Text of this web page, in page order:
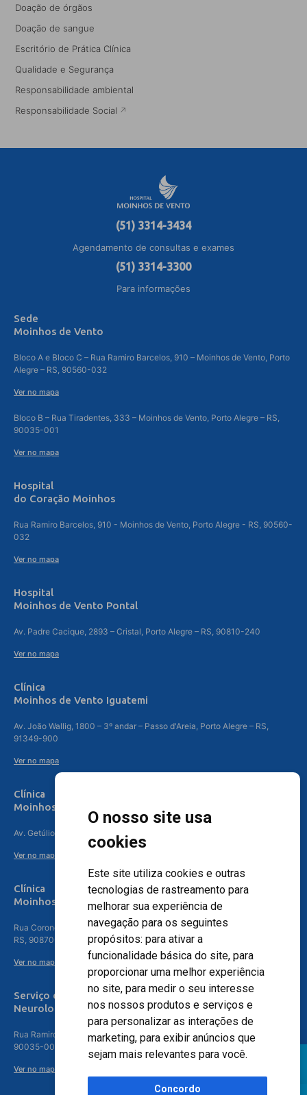
O nosso site usa
cookies
Este site utiliza cookies e outras
tecnologias de rastreamento para
melhorar sua experiência de
navegação para os seguintes
propósitos: para ativar a
funcionalidade básica do site, para
proporcionar uma melhor experiência
no site, para medir o seu interesse
nos nossos produtos e serviços e
para personalizar as interações de
marketing, para exibir anúncios que
sejam mais relevantes para você.
Concordo
Doação de órgãos
Doação de sangue
Escritório de Prática Clínica
Qualidade e Segurança
Responsabilidade ambiental
Responsabilidade Social
(51) 3314-3434
Agendamento de consultas e exames
(51) 3314-3300
Para informações
Sede
Moinhos de Vento
Bloco A e Bloco C – Rua Ramiro Barcelos, 910 – Moinhos de Vento, Porto
Alegre – RS, 90560-032
Ver no mapa
Bloco B – Rua Tiradentes, 333 – Moinhos de Vento, Porto Alegre – RS,
90035-001
Ver no mapa
Hospital
do Coração Moinhos
Rua Ramiro Barcelos, 910 - Moinhos de Vento, Porto Alegre - RS, 90560-
032
Ver no mapa
Hospital
Moinhos de Vento Pontal
Av. Padre Cacique, 2893 – Cristal, Porto Alegre – RS, 90810-240
Ver no mapa
Clínica
Moinhos de Vento Iguatemi
Av. João Wallig, 1800 – 3º andar – Passo d'Areia, Porto Alegre – RS,
91349-900
Ver no mapa
Clínica
Moinhos de Vento Canoas
Av. Getúlio Vargas, 4841 – Centro, Canoas – RS, 92010-010
Ver no mapa
Clínica
Moinhos de Vento - Teresópolis
Rua Coronel Aparício Borges, 250 - 3º andar - Teresópolis, Porto Alegre -
RS, 90870-016
Ver no mapa
Serviço de
Neurologia
Rua Ramiro Barcelos, 630 – 5º andar – Floresta, Porto Alegre – RS,
90035-001
Ver no mapa